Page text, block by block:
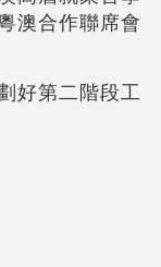
澳合作聯席會
好第二階段工